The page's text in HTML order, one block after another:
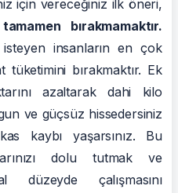
için vereceğiniz ilk öneri,
bırakmamaktır.
insanların en çok
tüketimini bırakmaktır. Ek
azaltarak dahi kilo
ve güçsüz hissedersiniz
kaybı yaşarsınız. Bu
dolu tutmak ve
düzeyde çalışmasını